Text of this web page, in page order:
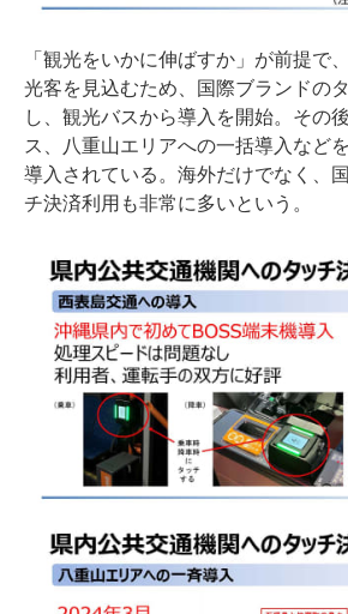
「観光をいかに伸ばすか」が前提で
光客を見込むため、国際ブランドの
し、観光バスから導入を開始。その
ス、八重山エリアへの一括導入など
導入されている。海外だけでなく、
チ決済利用も非常に多いという。